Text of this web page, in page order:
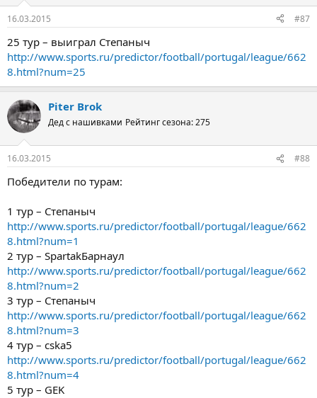
16.03.2015 #87
25 тур – выиграл Степаныч
http://www.sports.ru/predictor/football/portugal/league/662
8.html?num=25
Piter Brok
Дед с нашивками Рейтинг сезона: 275
16.03.2015 #88
Победители по турам:
1 тур – Степаныч
http://www.sports.ru/predictor/football/portugal/league/662
8.html?num=1
2 тур – SpartakБарнаул
http://www.sports.ru/predictor/football/portugal/league/662
8.html?num=2
3 тур – Степаныч
http://www.sports.ru/predictor/football/portugal/league/662
8.html?num=3
4 тур – cska5
http://www.sports.ru/predictor/football/portugal/league/662
8.html?num=4
5 тур – GEK